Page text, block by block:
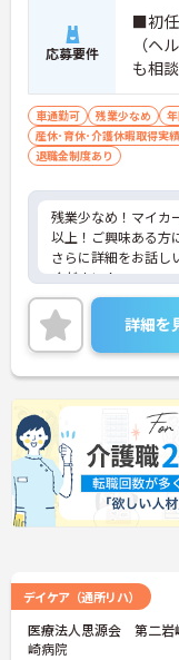
応募要件
■初任
（ヘ
も相
車通勤可 残業少なめ
産休･育休･介護休暇取得実
退職金制度あり
残業少なめ！マイ
以上！ご興味ある方
さらに詳細をお話し
ください！
詳細を
デイケア（通所リハ）
医療法人思源会 第二岩
崎病院